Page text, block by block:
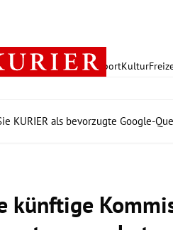
PolitikWirtschaft SportKultur
KURIER als bevorzugte Google-
künftige